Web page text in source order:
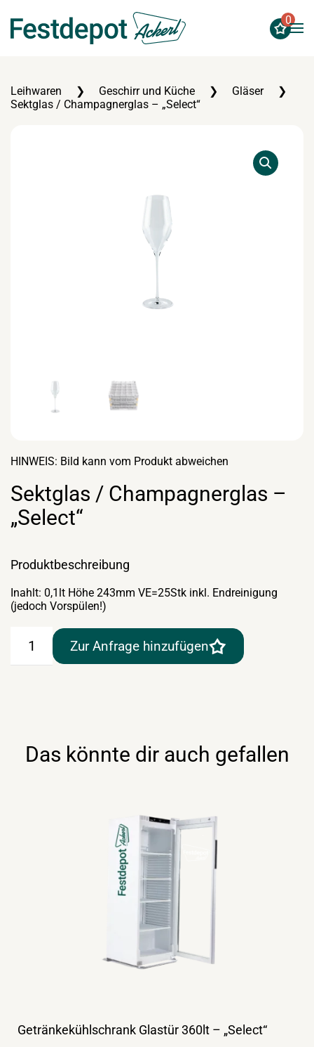
Zum Hauptinhalt springen
0
Leihwaren Geschirr und Küche
Gläser
Sektglas / Champagnerglas – „Select“
HINWEIS: Bild kann vom Produkt abweichen
Sektglas / Champagnerglas –
„Select“
Produktbeschreibung
Inahlt: 0,1lt Höhe 243mm VE=25Stk inkl. Endreinigung
(jedoch Vorspülen!)
Champagnerglas
Zur Anfrage hinzufügen
Das könnte dir auch gefallen
Getränkekühlschrank Glastür 360lt – „Select“